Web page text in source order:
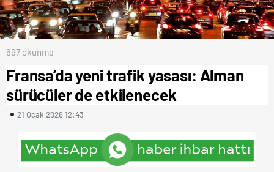
697 okunma
Fransa’da yeni trafik yasası: Alman
sürücüler de etkilenecek
21 Ocak 2026 12:43